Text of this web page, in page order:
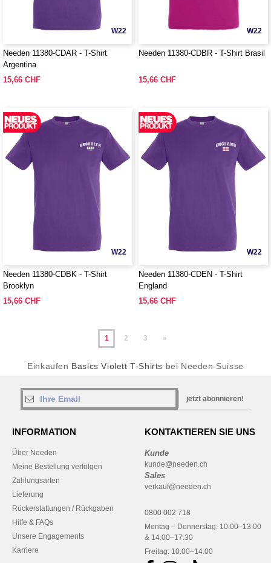
W22
Needen 11380-CDAR - T-Shirt
Argentina
15,66 CHF
W22
Needen 11380-CDBR - T-Shirt Brasil
15,66 CHF
W22
Needen 11380-CDBK - T-Shirt
Brooklyn
15,66 CHF
W22
Needen 11380-CDEN - T-Shirt
England
15,66 CHF
1 2 3 »
Einkaufen Basics Violett T-Shirts bei Needen Suisse
jetzt abonnieren!
INFORMATION
Über Needen
Meine Bestellung verfolgen
Zahlungsarten
Lieferung
Rückerstattungen / Rückgaben
Hilfe & FAQs
Unsere Engagements
Karriere
KONTAKTIEREN SIE UNS
Kunde
kunde@needen.ch
Sales
verkauf@needen.ch
0800 002 718
Montag – Donnerstag: 10:00–13:00
& 14:00–17:30
Freitag: 10:00–14:00